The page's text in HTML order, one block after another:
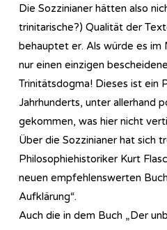
Die Sozzinianer hätten also
trinitarische?) Qualität der
behauptet er. Als würde es im
nur einen einzigen
Trinitätsdogma! Dieses ist ein
Jahrhunderts, unter allerhand
gekommen, was hier nicht
Über die Sozzinianer hat sich
Philosophiehistoriker Kurt
neuen empfehlenswerten
Aufklärung“.
Auch die in dem Buch „Der